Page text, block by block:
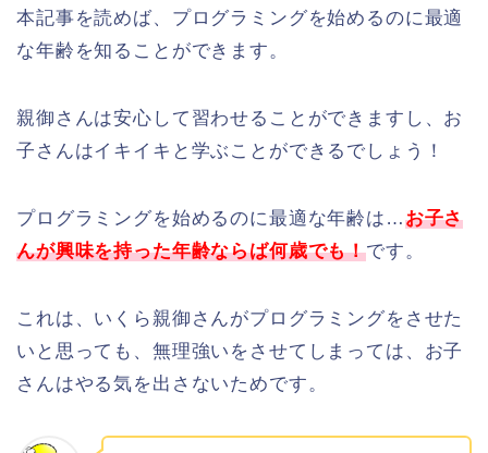
本記事を読めば、プログラミングを始めるのに最適
な年齢を知ることができます。
親御さんは安心して習わせることができますし、お
子さんはイキイキと学ぶことができるでしょう！
プログラミングを始めるのに最適な年齢は…お子さ
んが興味を持った年齢ならば何歳でも！です。
これは、いくら親御さんがプログラミングをさせた
いと思っても、無理強いをさせてしまっては、お子
さんはやる気を出さないためです。